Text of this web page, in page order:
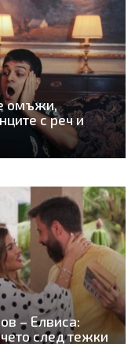
омъжи,
с реч и
– Елвиса:
след тежки